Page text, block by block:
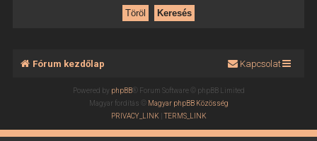
Fórum kezdőlap Kapcsolat
Powered by phpBB® Forum Software © phpBB Limited
Magyar fordítás © Magyar phpBB Közösség
PRIVACY_LINK|TERMS_LINK